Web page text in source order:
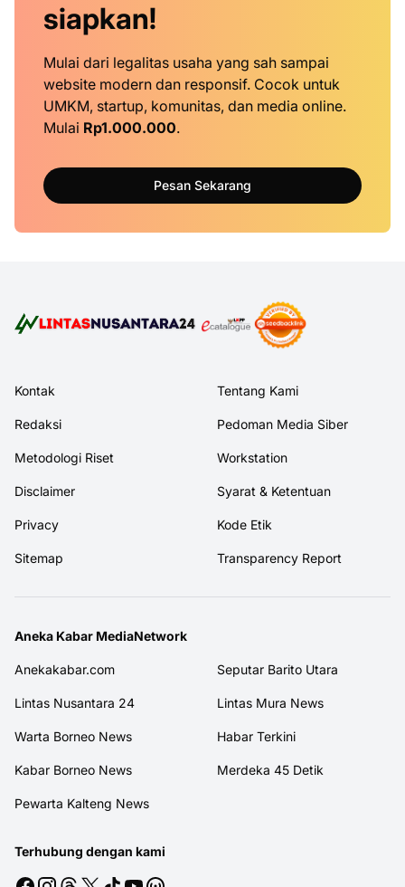
siapkan!
Mulai dari legalitas usaha yang sah sampai
website modern dan responsif. Cocok untuk
UMKM, startup, komunitas, dan media online.
Mulai Rp1.000.000.
Pesan Sekarang
Kontak Tentang Kami
Redaksi Pedoman Media Siber
Metodologi Riset Workstation
Disclaimer Syarat & Ketentuan
Privacy Kode Etik
Sitemap Transparency Report
Aneka Kabar MediaNetwork
Anekakabar.com Seputar Barito Utara
Lintas Nusantara 24 Lintas Mura News
Warta Borneo News Habar Terkini
Kabar Borneo News Merdeka 45 Detik
Pewarta Kalteng News
Terhubung dengan kami